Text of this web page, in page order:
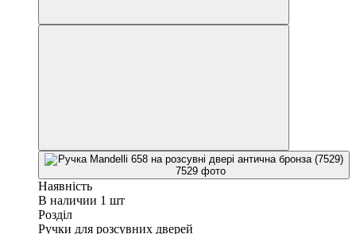
Наявність
В наличии 1 шт
Розділ
Ручки для розсувних дверей